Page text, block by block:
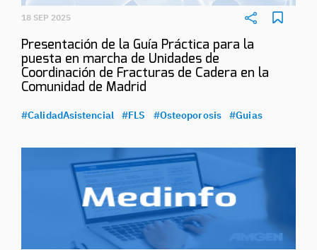
18 SEP 2025
Presentación de la Guía Práctica para la
puesta en marcha de Unidades de
Coordinación de Fracturas de Cadera en la
Comunidad de Madrid
#CalidadAsistencial #FLS #Osteoporosis #Guias